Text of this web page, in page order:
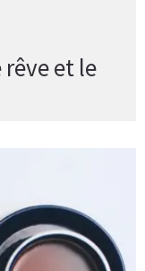
et le